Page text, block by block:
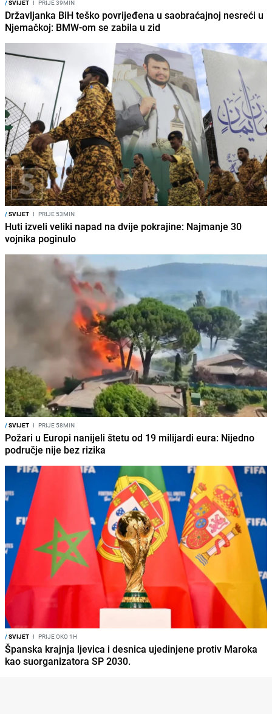
/SVIJET I PRIJE 39MIN
Državljanka BiH teško povrijeđena u saobraćajnoj nesreći u
Njemačkoj: BMW-om se zabila u zid
/SVIJET I PRIJE 53MIN
Huti izveli veliki napad na dvije pokrajine: Najmanje 30
vojnika poginulo
/SVIJET I PRIJE 58MIN
Požari u Europi nanijeli štetu od 19 milijardi eura: Nijedno
područje nije bez rizika
/SVIJET I PRIJE OKO 1H
Španska krajnja ljevica i desnica ujedinjene protiv Maroka
kao suorganizatora SP 2030.